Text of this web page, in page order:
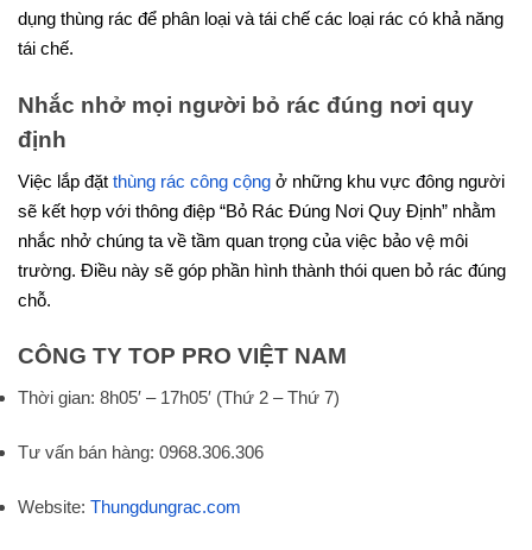
dụng thùng rác để phân loại và tái chế các loại rác có khả năng
tái chế.
Nhắc nhở mọi người bỏ rác đúng nơi quy
định
Việc lắp đặt thùng rác công cộng ở những khu vực đông người
sẽ kết hợp với thông điệp “Bỏ Rác Đúng Nơi Quy Định” nhằm
nhắc nhở chúng ta về tầm quan trọng của việc bảo vệ môi
trường. Điều này sẽ góp phần hình thành thói quen bỏ rác đúng
chỗ.
CÔNG TY TOP PRO VIỆT NAM
Thời gian: 8h05′ – 17h05′ (Thứ 2 – Thứ 7)
Tư vấn bán hàng: 0968.306.306
Website: Thungdungrac.com